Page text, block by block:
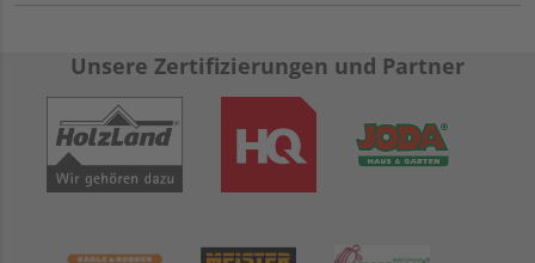
Unsere Zertifizierungen und Partner